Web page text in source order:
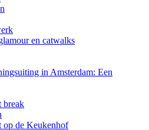
en catwalks
in Amsterdam: Een
break
op de Keukenhof